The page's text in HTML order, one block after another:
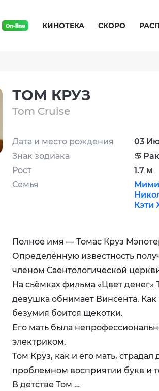
КИНОТЕКА СКОРО
ТОМ КРУЗ
Tom Cruise
Дата и место рождения
Знак зодиака
Рост
Семья
03
♋ Рак
1.7 м
Кэти
Полное имя — Томас Круз
Определённую известность
членом Саентологической
На сьёмках фильма «Цвет денег»
девушка обнимает Винсента. Как
безумия боится щекотки.
Его мать была
электриком.
Том Круз, как и его мать,
проблемном восприятии букв и
В детстве Том …